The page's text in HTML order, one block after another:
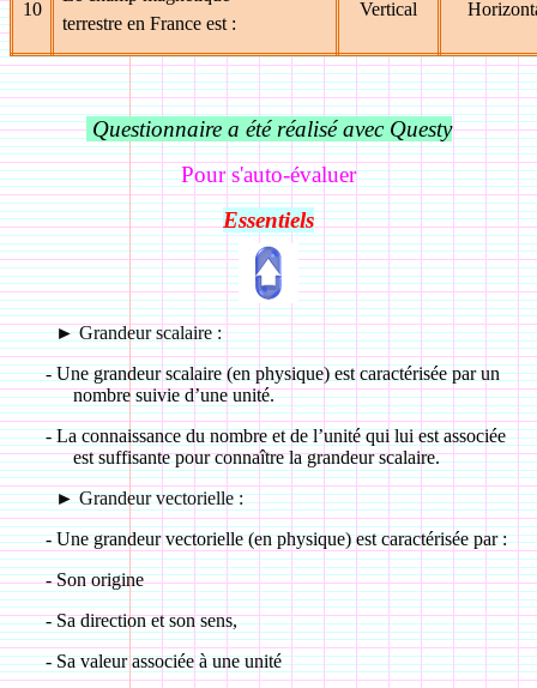
10
terrestre en France est :
Vertical
Questionnaire a été réalisé avec Questy
Pour s'auto-évaluer
Essentiels
► Grandeur scalaire :
- Une grandeur scalaire (en physique) est caractérisée par un
nombre suivie d’une unité.
- La connaissance du nombre et de l’unité qui lui est associée
est suffisante pour connaître la grandeur scalaire.
► Grandeur vectorielle :
- Une grandeur vectorielle (en physique) est caractérisée par :
- Son origine
- Sa direction et son sens,
- Sa valeur associée à une unité